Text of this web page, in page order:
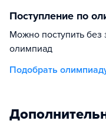
Поступление по
Можно поступить
олимпиад
Подобрать